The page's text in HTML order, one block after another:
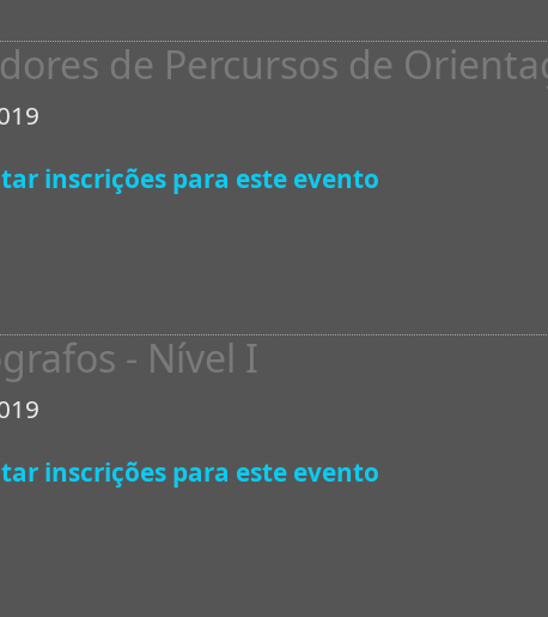
de Percursos de
inscrições para este evento
- Nível I
inscrições para este evento